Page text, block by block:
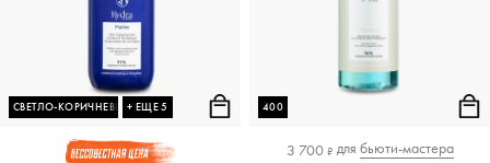
СВЕТЛО-КОРИЧНЕВЫЙ+ ЕЩЕ 5 400
3 700 ₽ для бьюти-мастера